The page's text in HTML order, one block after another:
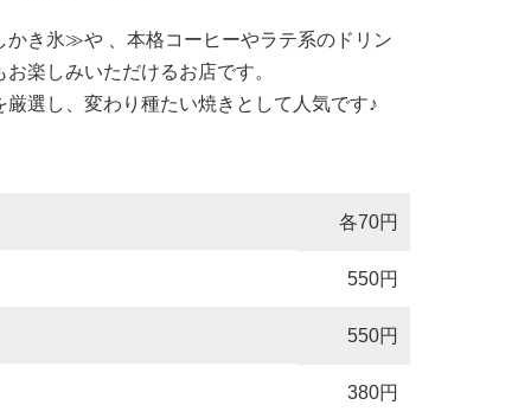
き氷≫や 、本格コーヒーやラテ系のドリン
楽しみいただけるお店です。
選し、変わり種たい焼きとして人気です♪
各70円
550円
550円
380円